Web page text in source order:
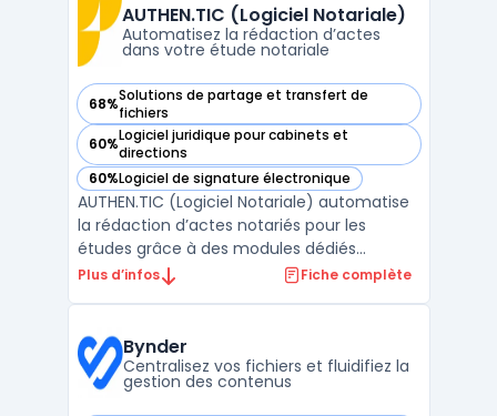
erreurs lors du traitement des données et
de centraliser l’ens ...
AUTHEN.TIC (Logiciel Notariale)
Automatisez la rédaction d’actes
dans votre étude notariale
68%Solutions de partage et transfert de
fichiers
— voir AUTHEN.TIC (Logiciel Notariale) dans cette catégorie
60%Logiciel juridique pour cabinets et
directions
— voir AUTHEN.TIC (Logiciel Notariale) dans cette catégorie
60%Logiciel de signature électronique
— voir AUTHEN.TIC (Logiciel Notariale) dans cette catégorie
AUTHEN.TIC (Logiciel Notariale) automatise
la rédaction d’actes notariés pour les
études grâce à des modules dédiés
intégrant intelligence artificielle notariale et
cible la massification et la fiabilisation des ...
Plus d’infos Fiche complète
Bynder
Centralisez vos fichiers et fluidifiez la
gestion des contenus